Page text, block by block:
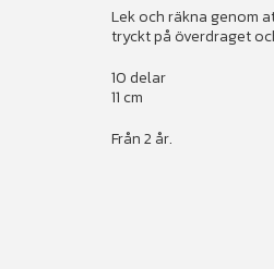
Lek och räkna genom
tryckt på överdraget
10 delar
11 cm
Från 2 år.